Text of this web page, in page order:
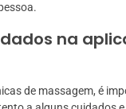
na
de massagem, é